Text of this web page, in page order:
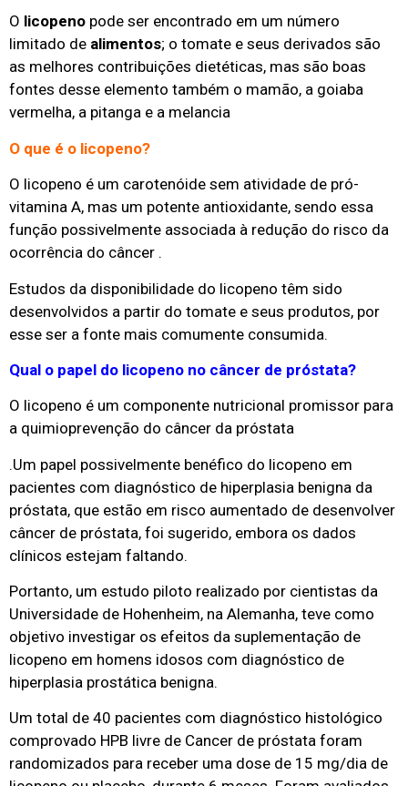
O licopeno pode ser encontrado em um número
limitado de alimentos; o tomate e seus derivados são
as melhores contribuições dietéticas, mas são boas
fontes desse elemento também o mamão, a goiaba
vermelha, a pitanga e a melancia
O que é o licopeno?
O licopeno é um carotenóide sem atividade de pró-
vitamina A, mas um potente antioxidante, sendo essa
função possivelmente associada à redução do risco da
ocorrência do câncer .
Estudos da disponibilidade do licopeno têm sido
desenvolvidos a partir do tomate e seus produtos, por
esse ser a fonte mais comumente consumida.
Qual o papel do licopeno no câncer de próstata?
O licopeno é um componente nutricional promissor para
a quimioprevenção do câncer da próstata
.Um papel possivelmente benéfico do licopeno em
pacientes com diagnóstico de hiperplasia benigna da
próstata, que estão em risco aumentado de desenvolver
câncer de próstata, foi sugerido, embora os dados
clínicos estejam faltando.
Portanto, um estudo piloto realizado por cientistas da
Universidade de Hohenheim, na Alemanha, teve como
objetivo investigar os efeitos da suplementação de
licopeno em homens idosos com diagnóstico de
hiperplasia prostática benigna.
Um total de 40 pacientes com diagnóstico histológico
comprovado HPB livre de Cancer de próstata foram
randomizados para receber uma dose de 15 mg/dia de